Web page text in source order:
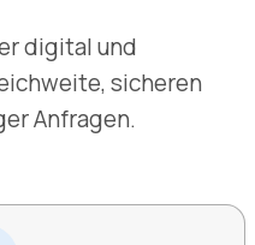
digital und
sicheren
Anfragen.